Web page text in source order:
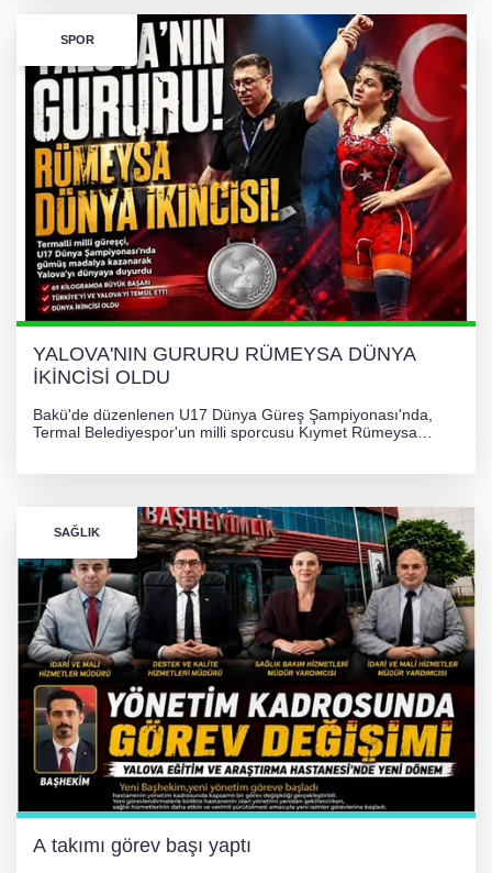
SPOR
YALOVA'NIN GURURU RÜMEYSA DÜNYA
İKİNCİSİ OLDU
Bakü'de düzenlenen U17 Dünya Güreş Şampiyonası'nda,
Termal Belediyespor'un milli sporcusu Kıymet Rümeysa
SAĞLIK
A takımı görev başı yaptı